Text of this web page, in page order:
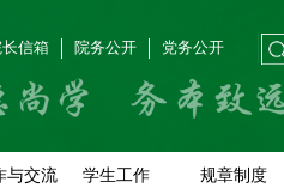
长信箱 院务公开 党务公开
与交流 学生工作 规章制度